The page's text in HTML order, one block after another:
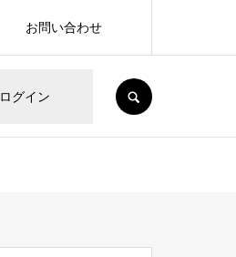
ログイン
お問い合わせ